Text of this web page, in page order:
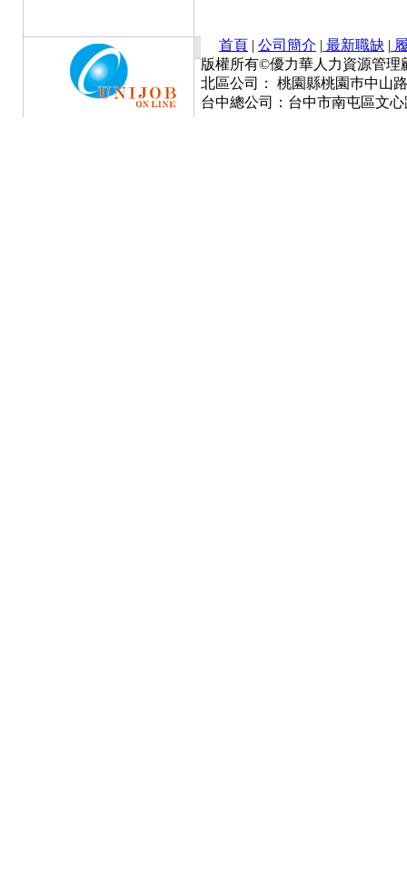
首頁 | 公司簡介 | 最新職缺 |
版權所有©優力華人力資源管理
北區公司： 桃園縣桃園巿中山
台中總公司：台中市南屯區文